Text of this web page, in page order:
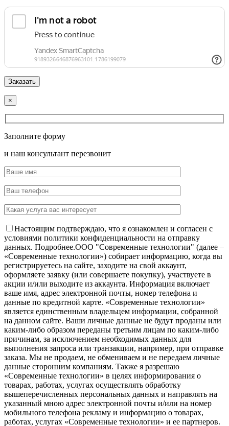
×
Заполните форму
и наш консультант перезвонит
Настоящим подтверждаю, что я ознакомлен и согласен с
условиями политики конфиденциальности на отправку
данных. Подробнее.OOO "Современные технологии" (далее –
«Современные технологии») собирает информацию, когда вы
регистрируетесь на сайте, заходите на свой аккаунт,
оформляете заявку (или совершаете покупку), участвуете в
акции и/или выходите из аккаунта. Информация включает
ваше имя, адрес электронной почты, номер телефона и
данные по кредитной карте. «Современные технологии»
является единственным владельцем информации, собранной
на данном сайте. Ваши личные данные не будут проданы или
каким-либо образом переданы третьим лицам по каким-либо
причинам, за исключением необходимых данных для
выполнения запроса или транзакции, например, при отправке
заказа. Мы не продаем, не обмениваем и не передаем личные
данные сторонним компаниям. Также я разрешаю
«Современные технологии» в целях информирования о
товарах, работах, услугах осуществлять обработку
вышеперечисленных персональных данных и направлять на
указанный мною адрес электронной почты и/или на номер
мобильного телефона рекламу и информацию о товарах,
работах, услугах «Современные технологии» и ее партнеров.